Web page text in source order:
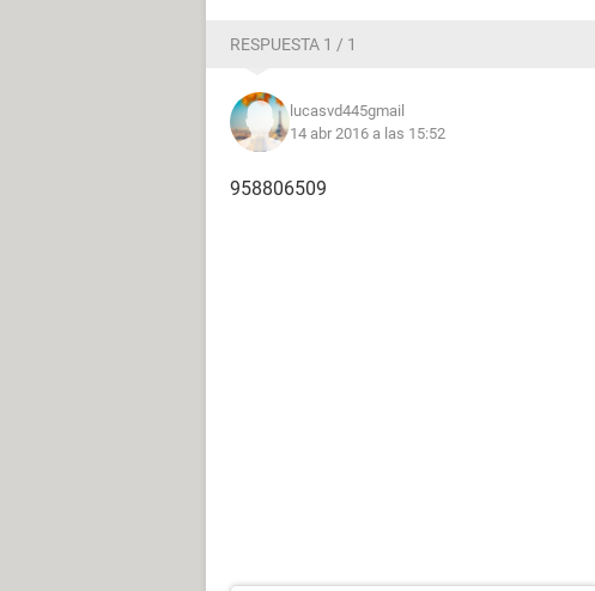
RESPUESTA 1 / 1
lucasvd445gmail
14 abr 2016 a las 15:52
958806509